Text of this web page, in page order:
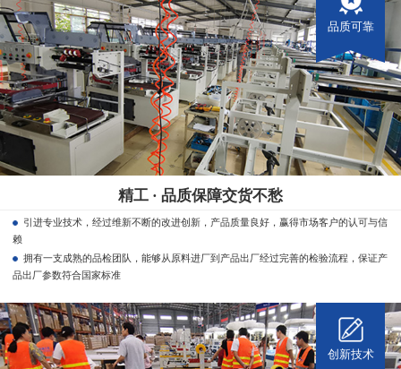
品质可靠
精工 · 品质保障交货不愁
引进专业技术，经过维新不断的改进创新，产品质量良好，赢得市场客户的认可与信
赖
拥有一支成熟的品检团队，能够从原料进厂到产品出厂经过完善的检验流程，保证产
品出厂参数符合国家标准
创新技术